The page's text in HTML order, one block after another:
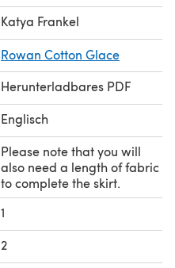
Katya Frankel
Rowan Cotton Glace
Herunterladbares PDF
Englisch
Please note that you will
also need a length of fabric
to complete the skirt.
1
2